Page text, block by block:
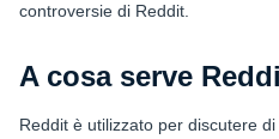
controversie di Reddit.
A cosa serve
Reddit è utilizzato per discutere